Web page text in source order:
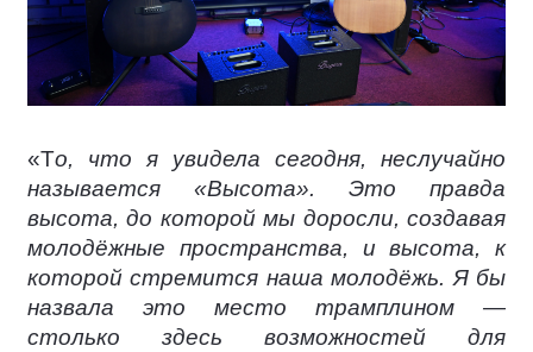
«То, что я увидела сегодня, неслучайно
называется «Высота». Это правда
высота, до которой мы доросли, создавая
молодёжные пространства, и высота, к
которой стремится наша молодёжь. Я бы
назвала это место трамплином —
столько здесь возможностей для